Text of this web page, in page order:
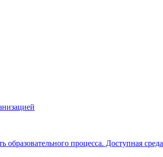
процесса. Доступная среда